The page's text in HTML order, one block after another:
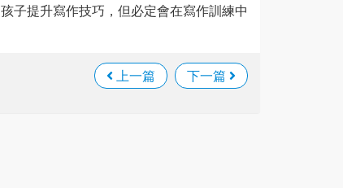
子提升寫作技巧，但必定會在寫作訓練中
上一篇 下一篇